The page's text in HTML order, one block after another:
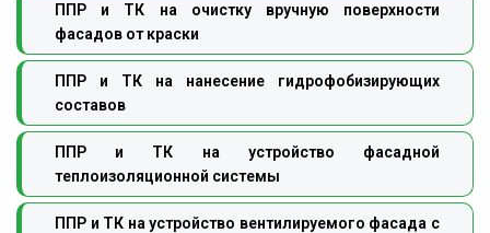
ППР и ТК на очистку вручную поверхности
фасадов от краски
ППР и ТК на нанесение гидрофобизирующих
составов
ППР и ТК на устройство фасадной
теплоизоляционной системы
ППР и ТК на устройство вентилируемого фасада с